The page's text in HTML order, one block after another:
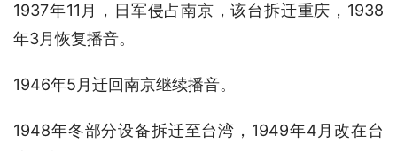
1937年11月，日军侵占南京，该台拆迁重庆，1938
年3月恢复播音。
1946年5月迁回南京继续播音。
1948年冬部分设备拆迁至台湾，1949年4月改在台